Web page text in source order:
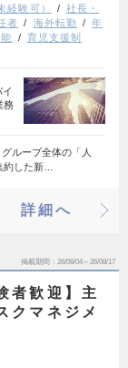
経験可）
社長・
者 海外転勤
年
育児支援制
務
ループ全体の「人
約した新…
詳細へ
掲載期間 26/08/04～26/08/17
者歓迎】主
クマネジメ